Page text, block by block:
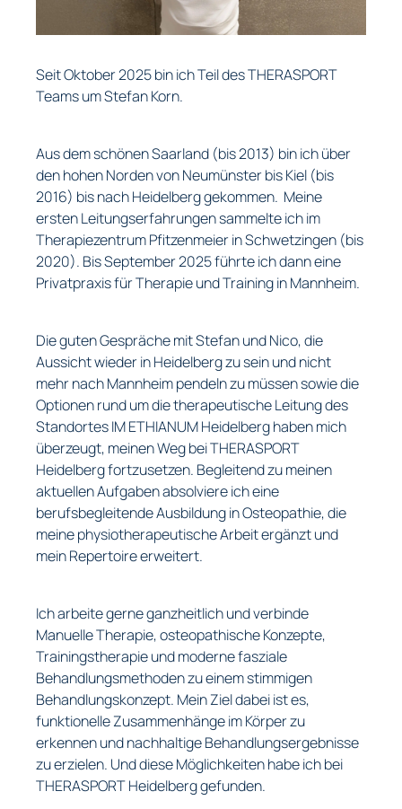
Seit Oktober 2025 bin ich Teil des THERASPORT
Teams um Stefan Korn.
Aus dem schönen Saarland (bis 2013) bin ich über
den hohen Norden von Neumünster bis Kiel (bis
2016) bis nach Heidelberg gekommen. Meine
ersten Leitungserfahrungen sammelte ich im
Therapiezentrum Pfitzenmeier in Schwetzingen (bis
2020). Bis September 2025 führte ich dann eine
Privatpraxis für Therapie und Training in Mannheim.
Die guten Gespräche mit Stefan und Nico, die
Aussicht wieder in Heidelberg zu sein und nicht
mehr nach Mannheim pendeln zu müssen sowie die
Optionen rund um die therapeutische Leitung des
Standortes IM ETHIANUM Heidelberg haben mich
überzeugt, meinen Weg bei THERASPORT
Heidelberg fortzusetzen. Begleitend zu meinen
aktuellen Aufgaben absolviere ich eine
berufsbegleitende Ausbildung in Osteopathie, die
meine physiotherapeutische Arbeit ergänzt und
mein Repertoire erweitert.
Ich arbeite gerne ganzheitlich und verbinde
Manuelle Therapie, osteopathische Konzepte,
Trainingstherapie und moderne fasziale
Behandlungsmethoden zu einem stimmigen
Behandlungskonzept. Mein Ziel dabei ist es,
funktionelle Zusammenhänge im Körper zu
erkennen und nachhaltige Behandlungsergebnisse
zu erzielen. Und diese Möglichkeiten habe ich bei
THERASPORT Heidelberg gefunden.